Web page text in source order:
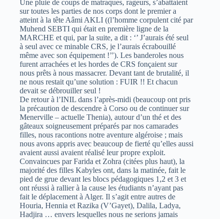
Une pluie de coups de matraques, rageurs, s’abattaient
sur toutes les parties de nos corps dont le premier a
atteint à la tête Aâmi AKLI ((l’homme corpulent cité par
Muhend SEBTI qui était en première ligne de la
MARCHE et qui, par la suite, a dit : ‘’ J’aurais été seul
à seul avec ce minable CRS, je l’aurais écrabouillé
même avec son équipement !’’). Les banderoles nous
furent arrachées et les hordes de CRS fonçaient sur
nous prêts à nous massacrer. Devant tant de brutalité, il
ne nous restait qu’une solution : FUIR !! Et chacun
devait se débrouiller seul !
De retour à l’INIL dans l’après-midi (beaucoup ont pris
la précaution de descendre à Corso ou de continuer sur
Menerville – actuelle Thenia), autour d’un thé et des
gâteaux soigneusement préparés par nos camarades
filles, nous racontions notre aventure algéroise ; mais
nous avons appris avec beaucoup de fierté qu’elles aussi
avaient aussi avaient réalisé leur propre exploit.
Convaincues par Farida et Zohra (citées plus haut), la
majorité des filles Kabyles ont, dans la matinée, fait le
pied de grue devant les blocs pédagogiques 1,2 et 3 et
ont réussi à rallier à la cause les étudiants n’ayant pas
fait le déplacement à Alger. Il s’agit entre autres de
Houria, Hennia et Razika (V’Gayet), Dalila, Ladya,
Hadjira … envers lesquelles nous ne serions jamais